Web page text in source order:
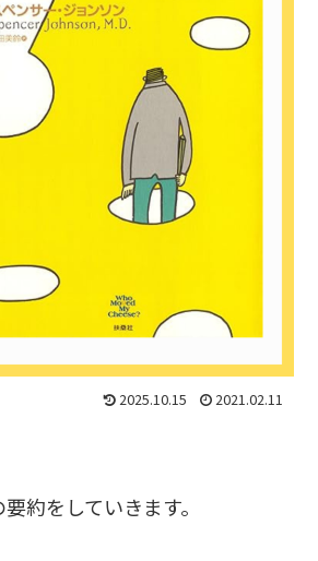
2025.10.15 2021.02.11
約をしていきます。